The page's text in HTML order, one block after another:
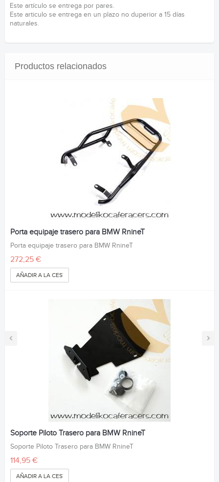
Este artículo se entrega por pares.
Este articulo se entrega en un plazo no duperior a 15 días
naturales.
Productos relacionados
‹ ›
Porta equipaje trasero para BMW RnineT
Porta equipaje trasero para BMW RnineT
272,25 €
AÑADIR A LA CESTA
Soporte Piloto Trasero para BMW RnineT
Soporte Piloto Trasero para BMW RnineT
114,95 €
AÑADIR A LA CESTA